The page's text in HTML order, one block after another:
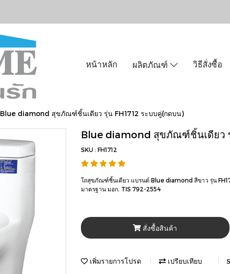
หน้าหลัก ผลิตภัณฑ์ วิธีสั่งซื้อ
Blue diamond สุขภัณฑ์ชิ้นเดียว รุ่น FH1712 ระบบคู่(กดบน)
Blue diamond สุขภัณฑ์ชิ้นเดียว
SKU : FH1712
โถสุขภัณฑ์ชิ้นเดียว แบรนด์ Blue diamond สีขาว รุ่น
มาตรฐาน มอก. TIS 792-2554
สั่งซื้อสินค้า
เพิ่มรายการโปรด เปรียบเทียบ